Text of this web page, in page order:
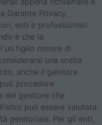
Garante Privacy.
enti e professionisti
è che la
un figlio minore di
una scelta
anche il genitore
procedere
del genitore che
può essere valutata
genitoriale. Per gli enti,